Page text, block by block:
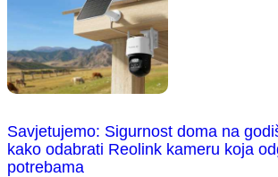
Savjetujemo: Sigurnost doma na
kako odabrati Reolink kameru koja
potrebama